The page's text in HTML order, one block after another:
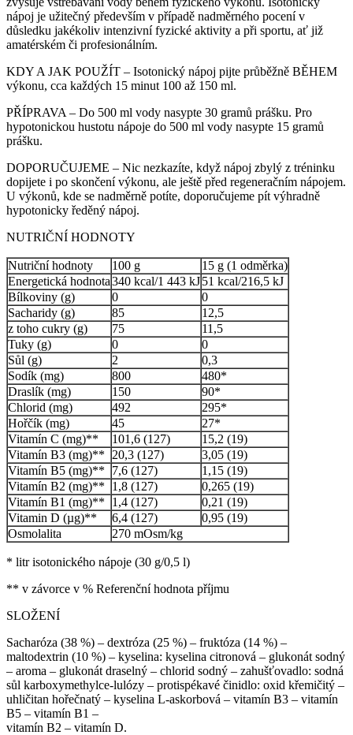
nápoj je užitečný především v případě nadměrného pocení v
důsledku jakékoliv intenzivní fyzické aktivity a při sportu, ať již
amatérském či profesionálním.
KDY A JAK POUŽÍT – Isotonický nápoj pijte průběžně BĚHEM
výkonu, cca každých 15 minut 100 až 150 ml.
PŘÍPRAVA – Do 500 ml vody nasypte 30 gramů prášku. Pro
hypotonickou hustotu nápoje do 500 ml vody nasypte 15 gramů
prášku.
DOPORUČUJEME – Nic nezkazíte, když nápoj zbylý z tréninku
dopijete i po skončení výkonu, ale ještě před regeneračním nápojem.
U výkonů, kde se nadměrně potíte, doporučujeme pít výhradně
hypotonicky ředěný nápoj.
NUTRIČNÍ HODNOTY
Nutriční hodnoty 100 g
15 g (1 odměrka)
Energetická hodnota340 kcal/1 443 kJ51 kcal/216,5 kJ
Bílkoviny (g)
0
0
Sacharidy (g)
85
12,5
z toho cukry (g)
75
11,5
Tuky (g)
0
0
Sůl (g)
2
0,3
Sodík (mg)
800
480*
Draslík (mg)
150
90*
Chlorid (mg)
492
295*
Hořčík (mg)
45
27*
Vitamín C (mg)**
101,6 (127)
15,2 (19)
Vitamín B3 (mg)**
20,3 (127)
3,05 (19)
Vitamín B5 (mg)**
7,6 (127)
1,15 (19)
Vitamín B2 (mg)**
1,8 (127)
0,265 (19)
Vitamín B1 (mg)**
1,4 (127)
0,21 (19)
Vitamin D (µg)**
6,4 (127)
0,95 (19)
Osmolalita
270 mOsm/kg
* litr isotonického nápoje (30 g/0,5 l)
** v závorce v % Referenční hodnota příjmu
SLOŽENÍ
Sacharóza (38 %) – dextróza (25 %) – fruktóza (14 %) –
maltodextrin (10 %) – kyselina: kyselina citronová – glukonát sodný
– aroma – glukonát draselný – chlorid sodný – zahušťovadlo: sodná
sůl karboxymethylce-lulózy – protispékavé činidlo: oxid křemičitý –
uhličitan hořečnatý – kyselina L-askorbová – vitamín B3 – vitamín
B5 – vitamín B1 –
vitamín B2 – vitamín D.